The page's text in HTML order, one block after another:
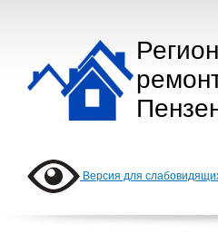
Версия для